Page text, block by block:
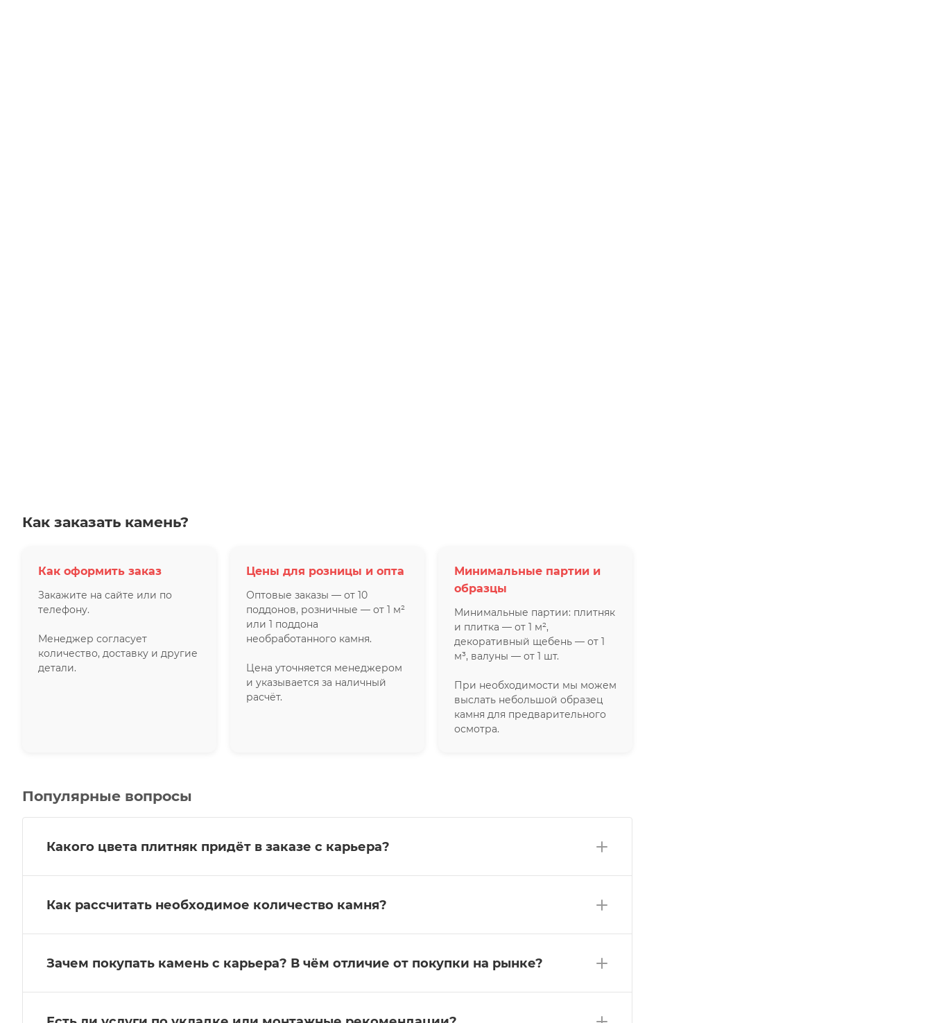
Как заказать камень?
Как оформить заказ
Закажите на сайте или по
телефону.
Менеджер согласует
количество, доставку и другие
детали.
Цены для розницы и опта
Оптовые заказы — от 10
поддонов, розничные — от 1 м²
или 1 поддона
необработанного камня.
Цена уточняется менеджером
и указывается за наличный
расчёт.
Минимальные партии и
образцы
Минимальные партии: плитняк
и плитка — от 1 м²,
декоративный щебень — от 1
м³, валуны — от 1 шт.
При необходимости мы можем
выслать небольшой образец
камня для предварительного
осмотра.
Популярные вопросы
Какого цвета плитняк придёт в заказе с карьера?
Как рассчитать необходимое количество камня?
Зачем покупать камень с карьера? В чём отличие от покупки на рынке?